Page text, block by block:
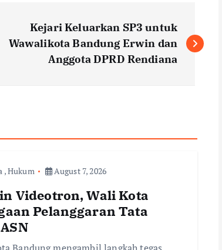
Kejari Keluarkan SP3 untuk
Wawalikota Bandung Erwin dan
Anggota DPRD Rendiana
,Hukum August 7, 2026
Videotron, Wali Kota
Pelanggaran Tata